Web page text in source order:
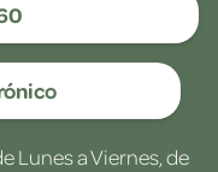
Lunes a Viernes, de